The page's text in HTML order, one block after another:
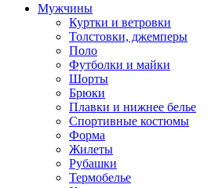
Мужчины
Куртки и ветровки
Толстовки, джемперы
Поло
Футболки и майки
Шорты
Брюки
Плавки и нижнее белье
Спортивные костюмы
Форма
Жилеты
Рубашки
Термобелье